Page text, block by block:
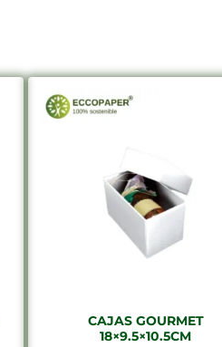
CAJAS GOURMET
18×9.5×10.5CM